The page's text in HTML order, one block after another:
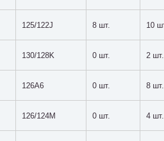
125/122J 8 шт. 10
130/128K 0 шт. 2 шт.
126A6 0 шт. 8 шт.
126/124M 0 шт. 4 шт.